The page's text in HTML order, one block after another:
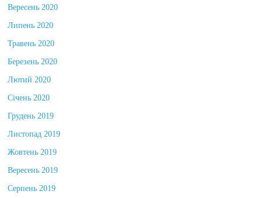
Вересень 2020
Липень 2020
Травень 2020
Березень 2020
Лютий 2020
Січень 2020
Грудень 2019
Листопад 2019
Жовтень 2019
Вересень 2019
Серпень 2019